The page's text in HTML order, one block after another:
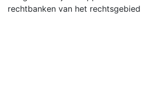
rechtbanken van het